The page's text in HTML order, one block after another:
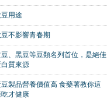
用途
不影響青春期
、黑豆等豆類名列首位，是絕佳
質來源
製品營養價值高 食藥署教你這
才健康